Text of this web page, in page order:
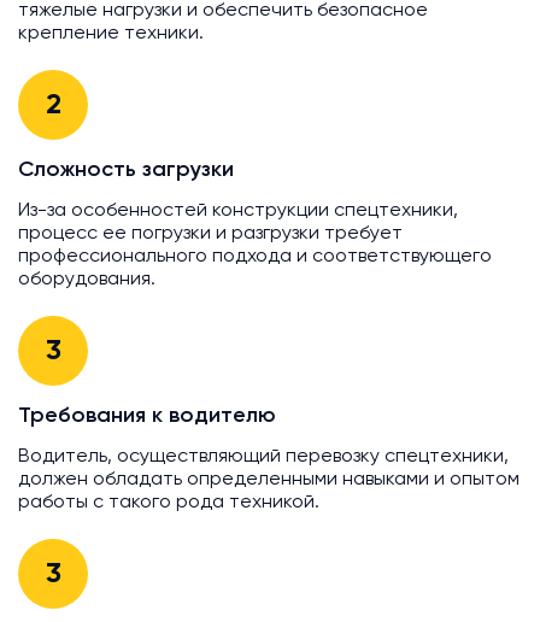
тяжелые нагрузки и обеспечить безопасное
крепление техники.
2
Сложность загрузки
Из-за особенностей конструкции спецтехники,
процесс ее погрузки и разгрузки требует
профессионального подхода и соответствующего
оборудования.
3
Требования к водителю
Водитель, осуществляющий перевозку спецтехники,
должен обладать определенными навыками и опытом
работы с такого рода техникой.
3